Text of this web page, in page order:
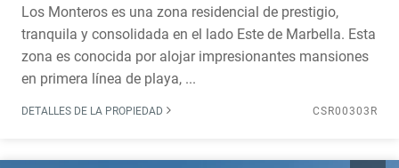
Los Monteros es una zona residencial de prestigio,
tranquila y consolidada en el lado Este de Marbella. Esta
zona es conocida por alojar impresionantes mansiones
en primera línea de playa, ...
DETALLES DE LA PROPIEDAD CSR00303R